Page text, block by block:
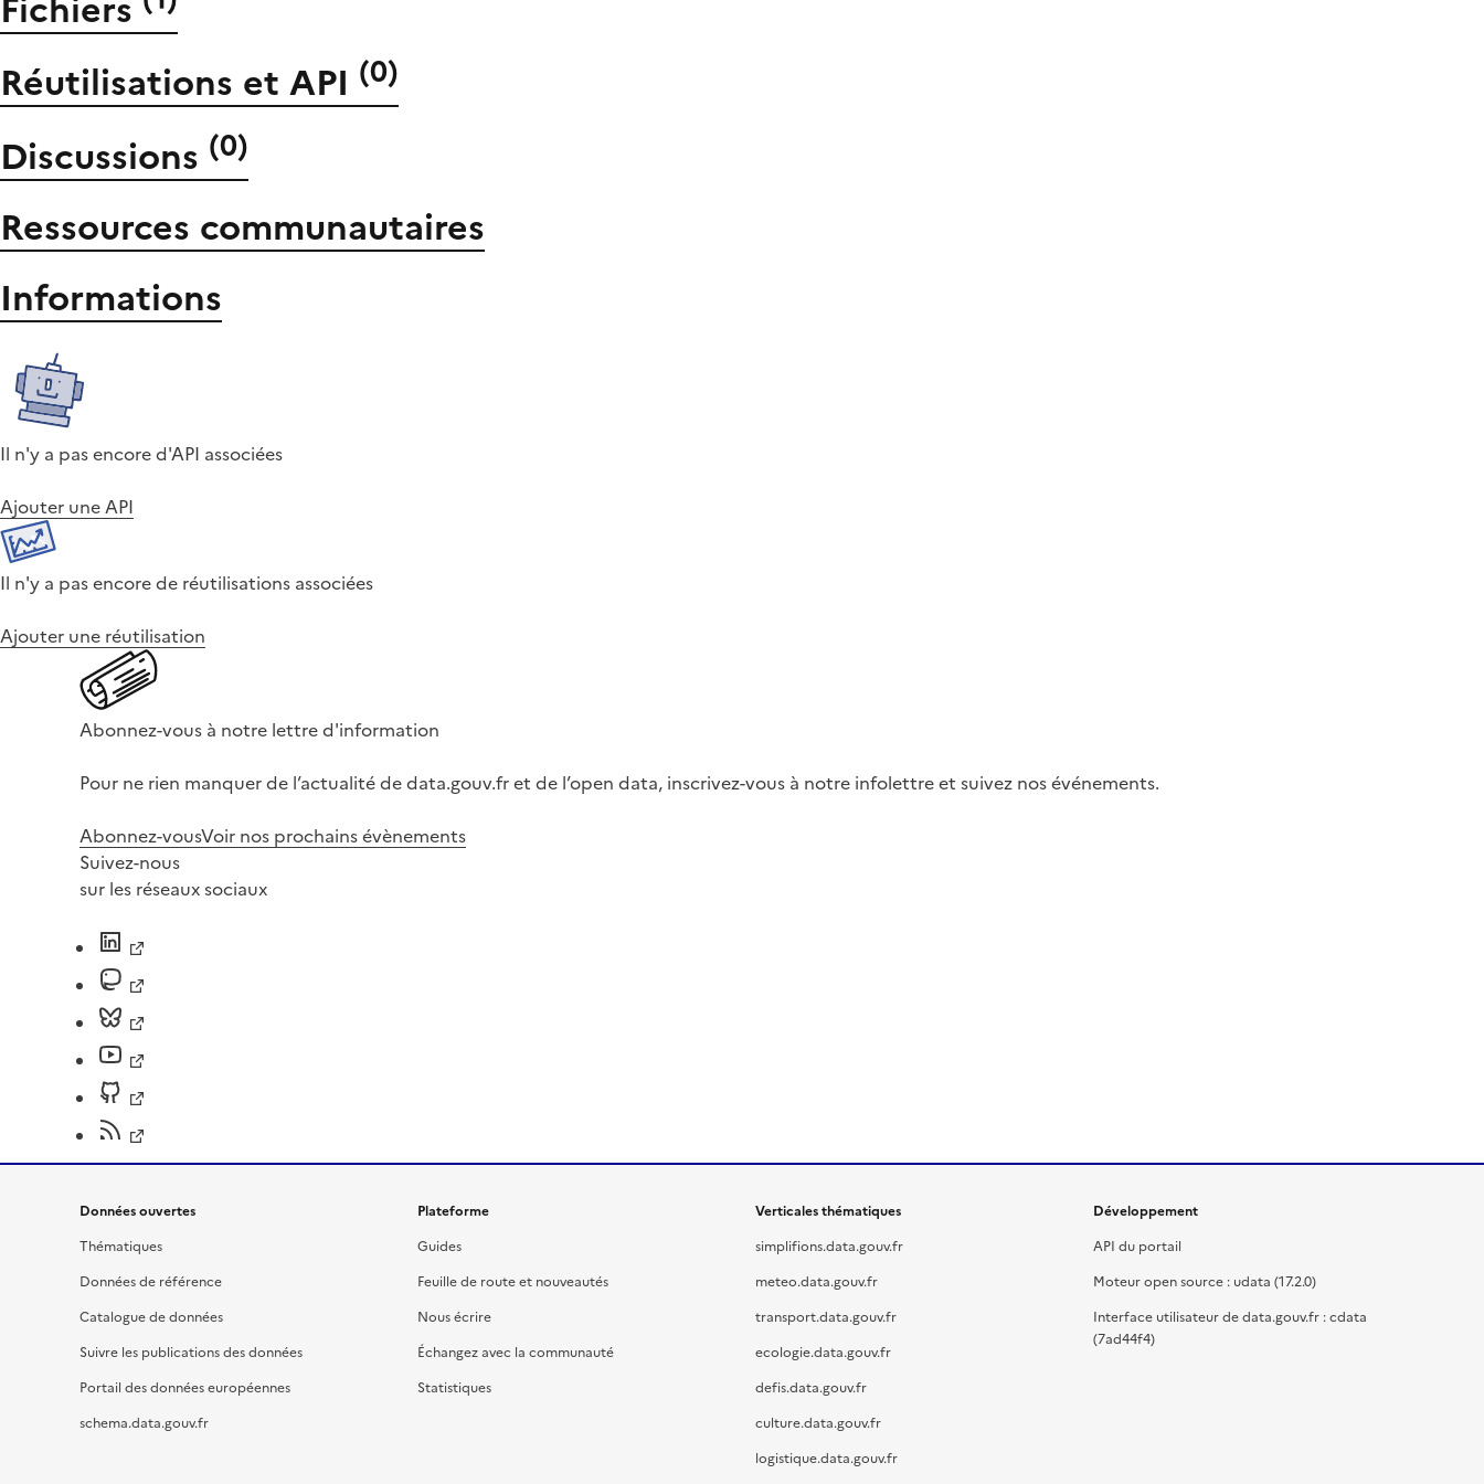
Réutilisations et API (0)
Discussions (0)
Ressources communautaires
Informations
Il n'y a pas encore d'API associées
Ajouter une API
Il n'y a pas encore de réutilisations associées
Ajouter une réutilisation
Abonnez-vous à notre lettre d'information
Pour ne rien manquer de l’actualité de data.gouv.fr et de l’open data, inscrivez-vous à notre infolettre et suivez nos événements.
Abonnez-vousVoir nos prochains évènements
Suivez-nous
sur les réseaux sociaux
Données ouvertes
Thématiques
Données de référence
Catalogue de données
Suivre les publications des données
Portail des données européennes
schema.data.gouv.fr
Plateforme
Guides
Feuille de route et nouveautés
Nous écrire
Échangez avec la communauté
Statistiques
Verticales thématiques
simplifions.data.gouv.fr
meteo.data.gouv.fr
transport.data.gouv.fr
ecologie.data.gouv.fr
defis.data.gouv.fr
culture.data.gouv.fr
logistique.data.gouv.fr
Développement
API du portail
Moteur open source : udata (17.2.0)
Interface utilisateur de data.gouv.fr : cdata
(7ad44f4)